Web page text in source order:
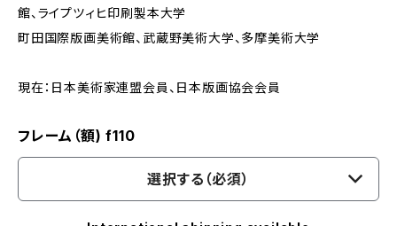
館、ライプツィヒ印刷製本大学
町田国際版画美術館、武蔵野美術大学、多摩美術大学
現在：日本美術家連盟会員、日本版画協会会員
フレーム（額) f110
選択する（必須）